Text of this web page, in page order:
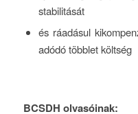
stabilitását
és ráadásul
adódó többlet költség
BCSDH olvasóinak: